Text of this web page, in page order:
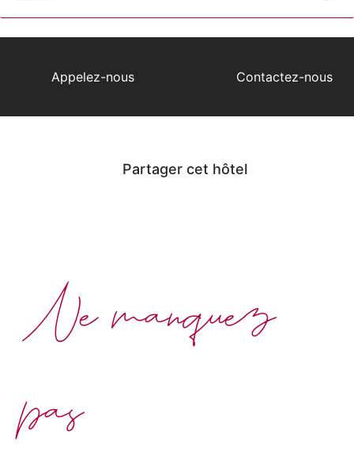
Appelez-nous Contactez-nous
Partager cet hôtel
Ne manquez
pas